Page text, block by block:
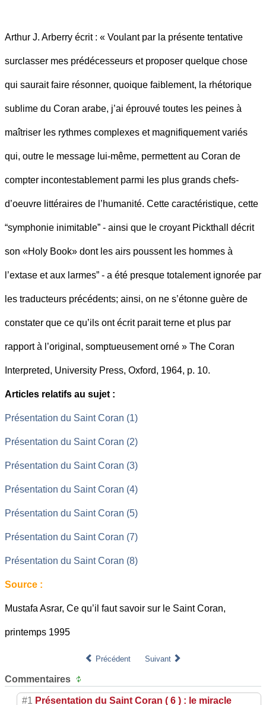
Arthur J. Arberry écrit : « Voulant par la présente tentative
surclasser mes prédécesseurs et proposer quelque chose
qui saurait faire résonner, quoique faiblement, la rhétorique
sublime du Coran arabe, j’ai éprouvé toutes les peines à
maîtriser les rythmes complexes et magnifiquement variés
qui, outre le message lui-même, permettent au Coran de
compter incontestablement parmi les plus grands chefs-
d’oeuvre littéraires de l’humanité. Cette caractéristique, cette
“symphonie inimitable” - ainsi que le croyant Pickthall décrit
son «Holy Book» dont les airs poussent les hommes à
l’extase et aux larmes” - a été presque totalement ignorée par
les traducteurs précédents; ainsi, on ne s’étonne guère de
constater que ce qu’ils ont écrit parait terne et plus par
rapport à l’original, somptueusement orné » The Coran
Interpreted, University Press, Oxford, 1964, p. 10.
Articles relatifs au sujet :
Présentation du Saint Coran (1)
Présentation du Saint Coran (2)
Présentation du Saint Coran (3)
Présentation du Saint Coran (4)
Présentation du Saint Coran (5)
Présentation du Saint Coran (7)
Présentation du Saint Coran (8)
Source :
Mustafa Asrar, Ce qu’il faut savoir sur le Saint Coran,
printemps 1995
Précédent Suivant
Commentaires
#1 Présentation du Saint Coran ( 6 ) : le miracle